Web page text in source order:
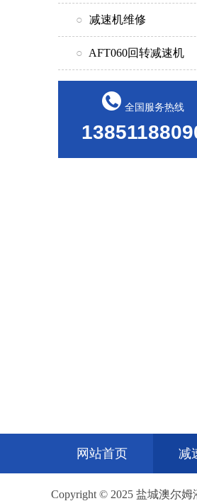
○ 减速机维修
○ AFT060回转减速机
全国服务热线
网站首页 减
Copyright © 2025 盐城澳尔